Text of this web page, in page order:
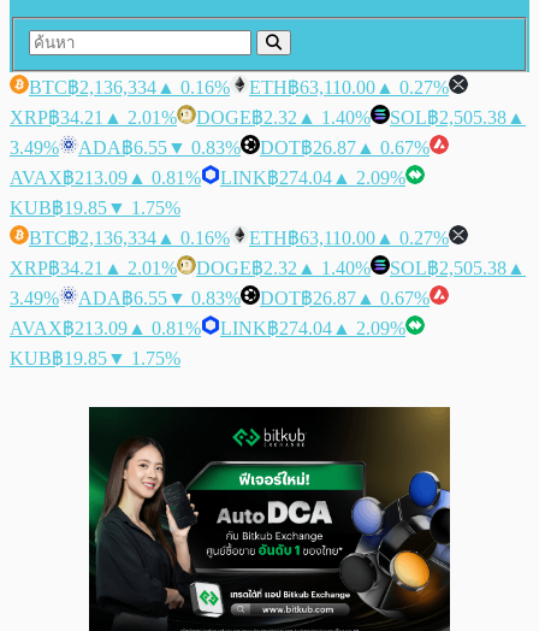
BTC฿2,136,334 ▲ 0.16% ETH฿63,110.00 ▲ 0.27%
XRP฿34.21 ▲ 2.01% DOGE฿2.32 ▲ 1.40% SOL฿2,505.38 ▲
3.49%
ADA฿6.55▼ 0.83% DOT฿26.87 ▲ 0.67%
AVAX฿213.09 ▲ 0.81% LINK฿274.04 ▲ 2.09%
KUB฿19.85▼ 1.75%
BTC฿2,136,334 ▲ 0.16% ETH฿63,110.00 ▲ 0.27%
XRP฿34.21 ▲ 2.01% DOGE฿2.32 ▲ 1.40% SOL฿2,505.38 ▲
3.49%
ADA฿6.55▼ 0.83% DOT฿26.87 ▲ 0.67%
AVAX฿213.09 ▲ 0.81% LINK฿274.04 ▲ 2.09%
KUB฿19.85▼ 1.75%